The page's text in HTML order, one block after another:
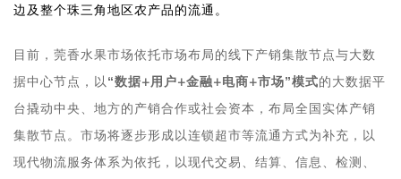
边及整个珠三角地区农产品的流通。
目前，莞香水果市场依托市场布局的线下产销集散节点与大数
据中心节点，以“数据+用户+金融+电商+市场”模式的大数据平
台撬动中央、地方的产销合作或社会资本，布局全国实体产销
集散节点。市场将逐步形成以连锁超市等流通方式为补充，以
现代物流服务体系为依托，以现代交易、结算、信息、检测、